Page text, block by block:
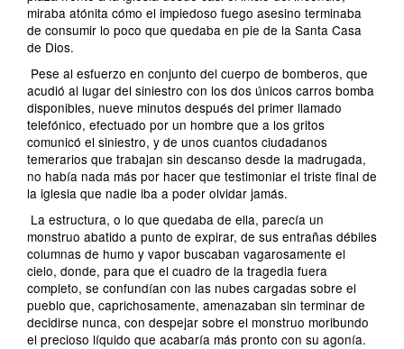
miraba atónita cómo el impiedoso fuego asesino terminaba
de consumir lo poco que quedaba en pie de la Santa Casa
de Dios.
Pese al esfuerzo en conjunto del cuerpo de bomberos, que
acudió al lugar del siniestro con los dos únicos carros bomba
disponibles, nueve minutos después del primer llamado
telefónico, efectuado por un hombre que a los gritos
comunicó el siniestro, y de unos cuantos ciudadanos
temerarios que trabajan sin descanso desde la madrugada,
no había nada más por hacer que testimoniar el triste final de
la iglesia que nadie iba a poder olvidar jamás.
La estructura, o lo que quedaba de ella, parecía un
monstruo abatido a punto de expirar, de sus entrañas débiles
columnas de humo y vapor buscaban vagarosamente el
cielo, donde, para que el cuadro de la tragedia fuera
completo, se confundían con las nubes cargadas sobre el
pueblo que, caprichosamente, amenazaban sin terminar de
decidirse nunca, con despejar sobre el monstruo moribundo
el precioso líquido que acabaría más pronto con su agonía.